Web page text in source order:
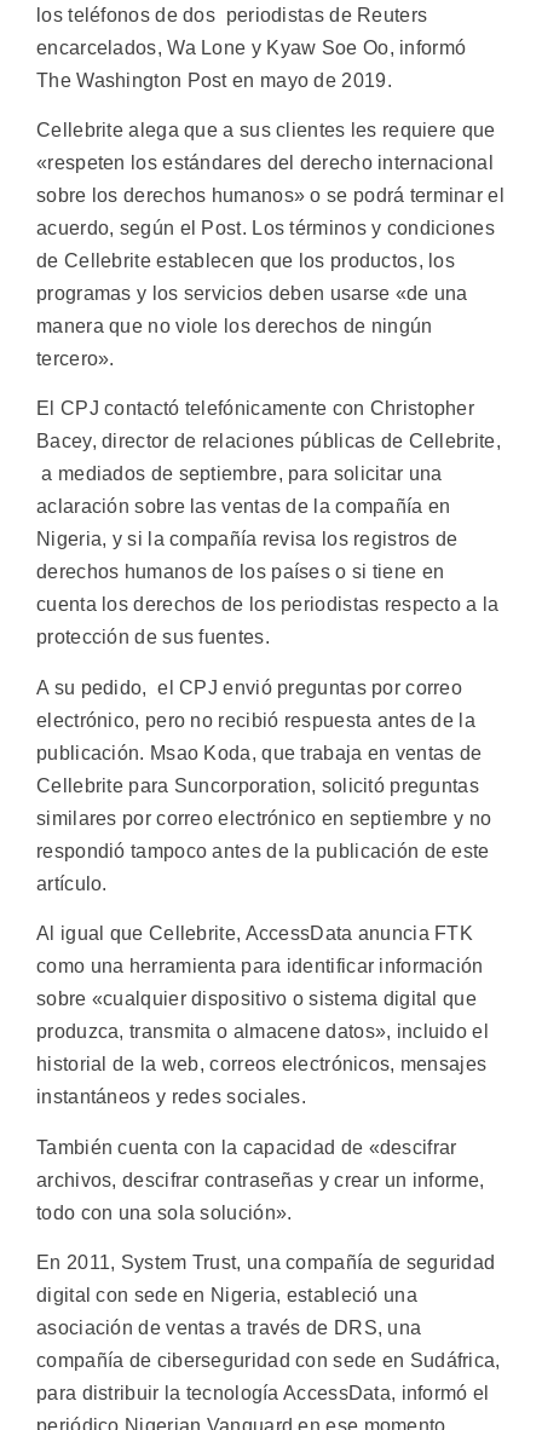
los teléfonos de dos periodistas de Reuters
encarcelados, Wa Lone y Kyaw Soe Oo, informó
The Washington Post en mayo de 2019.
Cellebrite alega que a sus clientes les requiere que
«respeten los estándares del derecho internacional
sobre los derechos humanos» o se podrá terminar el
acuerdo, según el Post. Los términos y condiciones
de Cellebrite establecen que los productos, los
programas y los servicios deben usarse «de una
manera que no viole los derechos de ningún
tercero».
El CPJ contactó telefónicamente con Christopher
Bacey, director de relaciones públicas de Cellebrite,
a mediados de septiembre, para solicitar una
aclaración sobre las ventas de la compañía en
Nigeria, y si la compañía revisa los registros de
derechos humanos de los países o si tiene en
cuenta los derechos de los periodistas respecto a la
protección de sus fuentes.
A su pedido, el CPJ envió preguntas por correo
electrónico, pero no recibió respuesta antes de la
publicación. Msao Koda, que trabaja en ventas de
Cellebrite para Suncorporation, solicitó preguntas
similares por correo electrónico en septiembre y no
respondió tampoco antes de la publicación de este
artículo.
Al igual que Cellebrite, AccessData anuncia FTK
como una herramienta para identificar información
sobre «cualquier dispositivo o sistema digital que
produzca, transmita o almacene datos», incluido el
historial de la web, correos electrónicos, mensajes
instantáneos y redes sociales.
También cuenta con la capacidad de «descifrar
archivos, descifrar contraseñas y crear un informe,
todo con una sola solución».
En 2011, System Trust, una compañía de seguridad
digital con sede en Nigeria, estableció una
asociación de ventas a través de DRS, una
compañía de ciberseguridad con sede en Sudáfrica,
para distribuir la tecnología AccessData, informó el
periódico Nigerian Vanguard en ese momento.